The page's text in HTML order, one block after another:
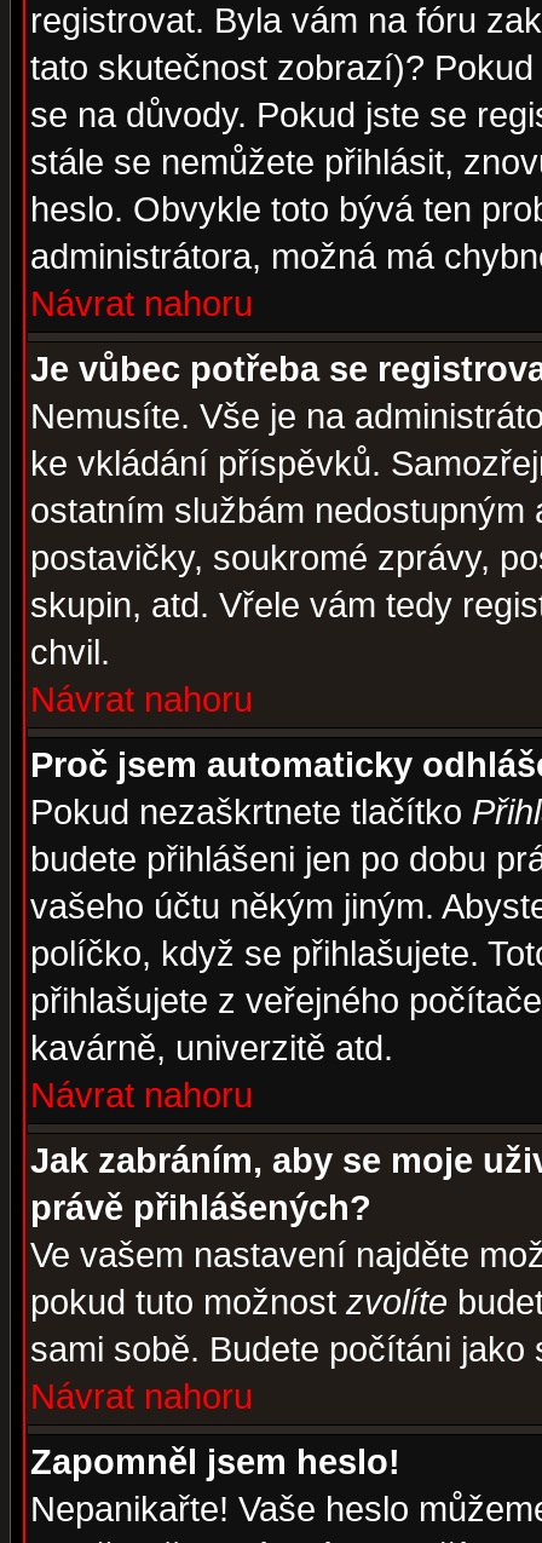
registrovat. Byla vám na fóru
tato skutečnost zobrazí)?
se na důvody. Pokud jste se
stále se nemůžete přihlásit,
heslo. Obvykle toto bývá ten
administrátora, možná má
Návrat nahoru
Je vůbec potřeba se
Nemusíte. Vše je na
ke vkládání příspěvků.
ostatním službám
postavičky, soukromé zprávy,
skupin, atd. Vřele vám tedy
chvil.
Návrat nahoru
Proč jsem automaticky
Pokud nezaškrtnete tlačítko
budete přihlášeni jen po dobu
vašeho účtu někým jiným.
políčko, když se přihlašujete.
přihlašujete z veřejného
kavárně, univerzitě atd.
Návrat nahoru
Jak zabráním, aby se moje
právě přihlášených?
Ve vašem nastavení najděte
pokud tuto možnost zvolíte
sami sobě. Budete počítáni jako
Návrat nahoru
Zapomněl jsem heslo!
Nepanikařte! Vaše heslo